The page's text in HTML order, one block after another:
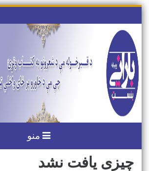
کردن
رفتن
به
مطلب
منو
چیزی یافت نشد